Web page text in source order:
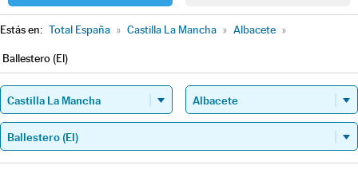
Estás en: Total España » Castilla La Mancha » Albacete »
Ballestero (El)